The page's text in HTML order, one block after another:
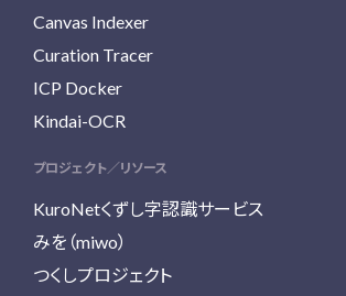
Canvas Indexer
Curation Tracer
ICP Docker
Kindai-OCR
プロジェクト／リソース
KuroNetくずし字認識サービス
みを（miwo）
つくしプロジェクト